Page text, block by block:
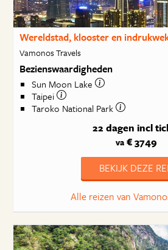
Wereldstad, klooster en
Vamonos Travels
Bezienswaardigheden
Sun Moon Lake
Taipei
Taroko National Park
22 dagen incl
va € 3749
BEKIJK DEZE
Alle reizen van